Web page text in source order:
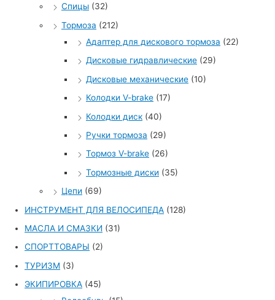
Спицы (32)
Тормоза (212)
Адаптер для дискового тормоза (22)
Дисковые гидравлические (29)
Дисковые механические (10)
Колодки V-brake (17)
Колодки диск (40)
Ручки тормоза (29)
Тормоз V-brake (26)
Тормозные диски (35)
Цепи (69)
ИНСТРУМЕНТ ДЛЯ ВЕЛОСИПЕДА (128)
МАСЛА И СМАЗКИ (31)
СПОРТТОВАРЫ (2)
ТУРИЗМ (3)
ЭКИПИРОВКА (45)